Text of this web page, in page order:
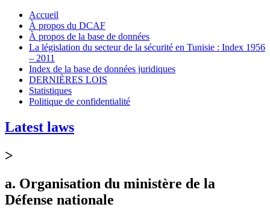
Accueil
À propos du DCAF
À propos de la base de données
La législation du secteur de la sécurité en Tunisie : Index 1956
– 2011
Index de la base de données juridiques
DERNIÈRES LOIS
Statistiques
Politique de confidentialité
Latest laws
>
a. Organisation du ministère de la
Défense nationale